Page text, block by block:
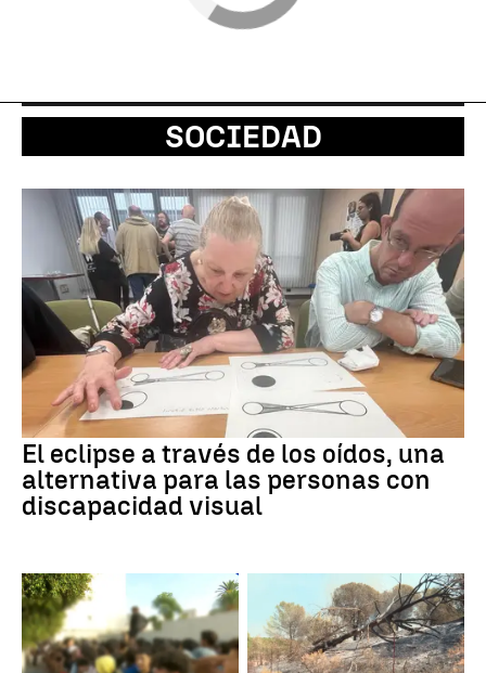
SOCIEDAD
El eclipse a través de los oídos, una
alternativa para las personas con
discapacidad visual